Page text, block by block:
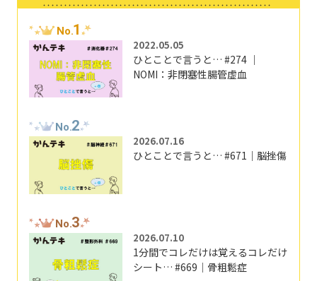
No.1
2022.05.05
ひとことで言うと… #274 ｜
NOMI：非閉塞性腸管虚血
No.2
2026.07.16
ひとことで言うと… #671｜脳挫傷
No.3
2026.07.10
1分間でコレだけは覚えるコレだけ
シート… #669｜骨粗鬆症